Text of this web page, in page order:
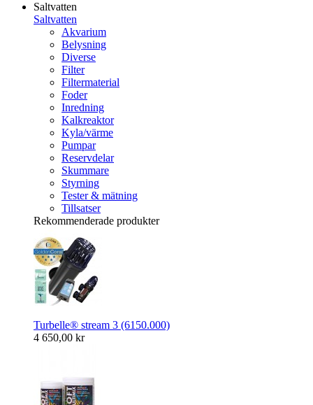
Saltvatten
Saltvatten
Akvarium
Belysning
Diverse
Filter
Filtermaterial
Foder
Inredning
Kalkreaktor
Kyla/värme
Pumpar
Reservdelar
Skummare
Styrning
Tester & mätning
Tillsatser
Rekommenderade produkter
Turbelle® stream 3 (6150.000)
4 650,00 kr